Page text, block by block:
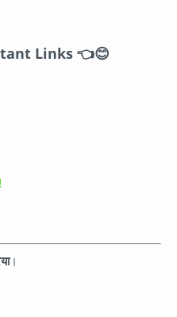
Links 👈😊
।